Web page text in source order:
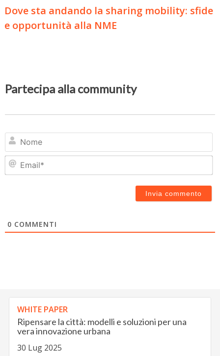
Dove sta andando la sharing mobility: sfide
e opportunità alla NME
Partecipa alla community
0 COMMENTI
WHITE PAPER
Ripensare la città: modelli e soluzioni per una
vera innovazione urbana
30 Lug 2025